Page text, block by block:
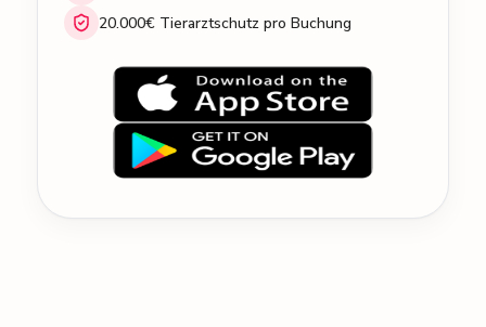
20.000€ Tierarztschutz pro Buchung